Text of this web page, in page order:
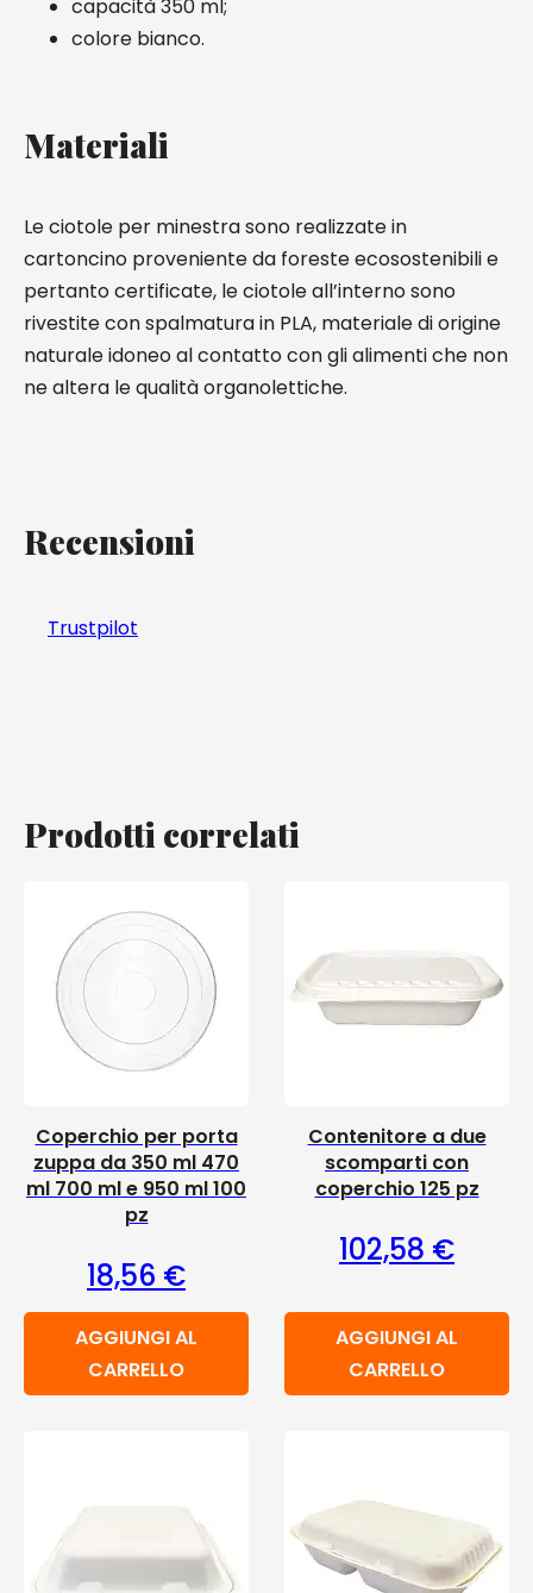
capacità 350 ml;
colore bianco.
Materiali
Le ciotole per minestra sono realizzate in
cartoncino proveniente da foreste ecosostenibili e
pertanto certificate, le ciotole all’interno sono
rivestite con spalmatura in PLA, materiale di origine
naturale idoneo al contatto con gli alimenti che non
ne altera le qualità organolettiche.
Recensioni
Trustpilot
Prodotti correlati
Coperchio per porta
zuppa da 350 ml 470
ml 700 ml e 950 ml 100
pz
18,56 €
AGGIUNGI AL
CARRELLO
Contenitore a due
scomparti con
coperchio 125 pz
102,58 €
AGGIUNGI AL
CARRELLO